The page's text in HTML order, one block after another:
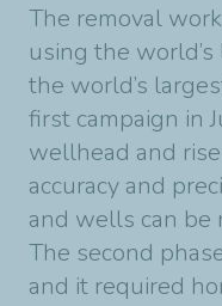
The removal
using the
the world’s
first campaign in
wellhead and
accuracy and
and wells can be
The second
and it required